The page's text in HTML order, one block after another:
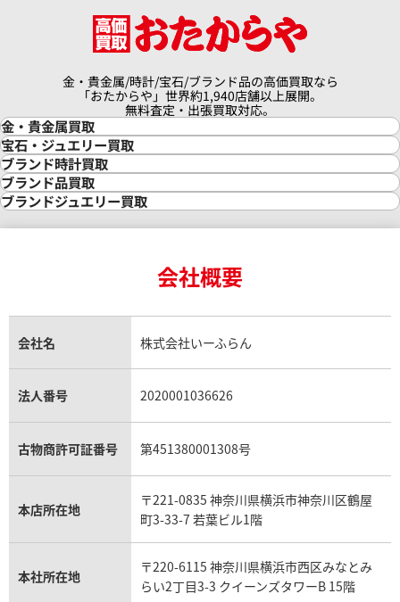
日時点の参考買取価格です
W61001T9
190,000円
※2025年4月9日時点の参考買
金・貴金属/時計/宝石/ブランド品の高価買取なら
「おたからや」世界約1,940店舗以上展開。
無料査定・出張買取対応。
金・貴金属買取
金買取
金の相場価格情報
金の参考買取価格一覧
インゴット買取
インゴットの相場価格情報
24金買取
金貨買取
貴金属買取
銀・シルバー買取
パラジウム買取
宝石・ジュエリー買取
宝石・ジュエリー買取
ダイヤモンド買取
ダイヤモンド・宝石の参考価格一覧
リング・結婚指輪買取
エメラルド買取
トパーズ買取
タンザナイト買取
キャッツアイ買取
アクアマリン買取
ブランド時計買取
時計買取
ロレックス買取
ロレックス デイトナ買取
ロレックス サブマリーナー買取
ロレックス エクスプローラー買取
ロレックス デイトジャスト買取
パテック フィリップノーチラス買取
ヴァシュロン・コンスタンタン買取
オメガ買取
カルティエ買取
フランク ミュラー買取
リシャール・ミル買取
パネライ買取
チューダー（チュードル）買取
ブランド品買取
ブランド買取
シャネル マトラッセ買取
セリーヌ買取
プラダ買取
ブランドジュエリー買取
ヴァンクリーフ＆アーペル買取
ショーメ買取
ダミアーニ買取
モーブッサン買取
会社概要
会社名 株式会社いーふらん
法人番号 2020001036626
古物商許可証番号 第451380001308号
本店所在地
〒221-0835 神奈川県横浜市神奈川区鶴屋
町3-33-7 若葉ビル1階
本社所在地
〒220-6115 神奈川県横浜市西区みなとみ
らい2丁目3-3 クイーンズタワーB 15階